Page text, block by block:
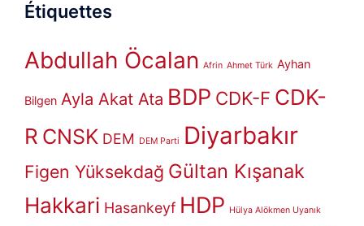
Étiquettes
Abdullah Öcalan Afrin Ahmet Türk Ayhan
Bilgen Ayla Akat Ata BDP CDK-F CDK-
R CNSK DEM DEM Parti Diyarbakır
Figen Yüksekdağ Gültan Kışanak
Hakkari Hasankeyf HDP Hülya Alökmen Uyanık